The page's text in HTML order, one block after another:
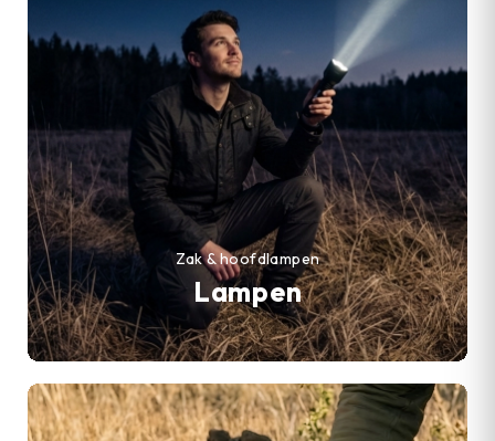
Lampen
Zak & hoofdlampen